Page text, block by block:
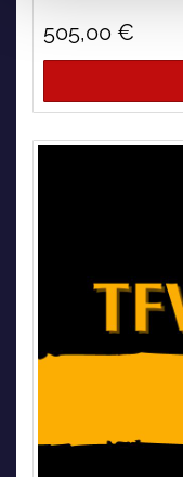
505,00 €